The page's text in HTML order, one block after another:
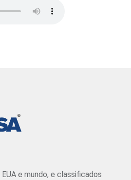
e mundo, e classificados